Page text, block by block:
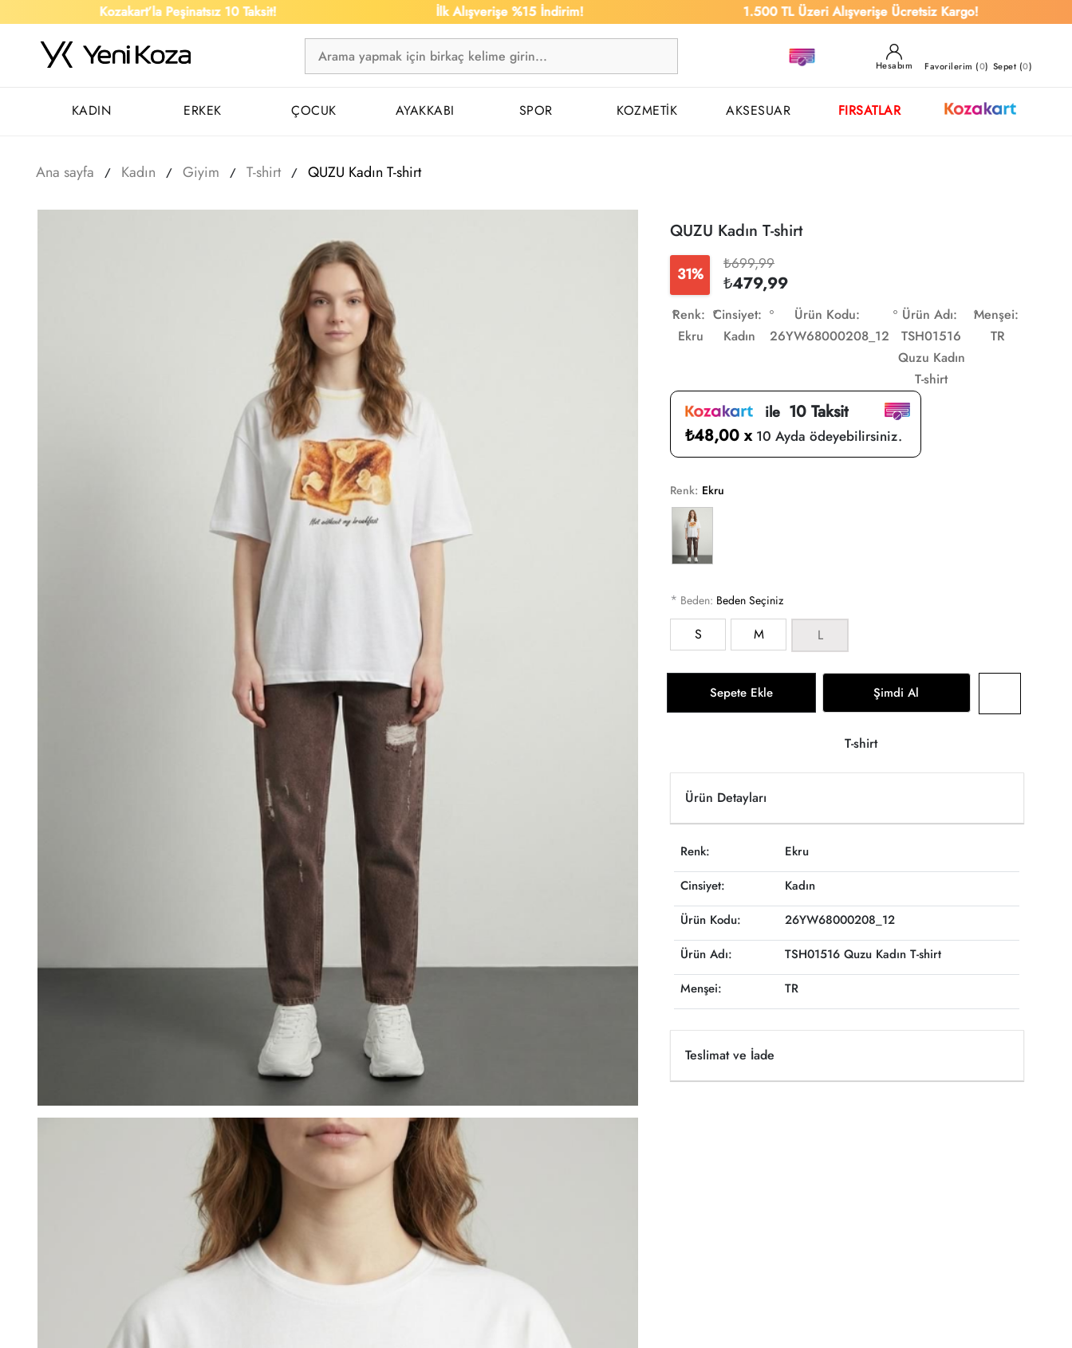
Kozakart’la Peşinatsız 10 Taksit! İlk Alışverişe %15 İndirim! 1.500 TL Üzeri Alışverişe Ücretsiz Kargo!
Hesabım Favorilerim (0) Sepet (0)
KADIN ERKEK ÇOCUK AYAKKABI SPOR KOZMETİK AKSESUAR FIRSATLAR
Ana sayfa Kadın Giyim T-shirt QUZU Kadın T-shirt
QUZU Kadın T-shirt
31%
₺699,99
₺479,99
Renk:
Ekru
Cinsiyet:
Kadın
Ürün Kodu:
26YW68000208_12
Ürün Adı:
TSH01516
Quzu Kadın
T-shirt
Menşei:
TR
ile10 Taksit
₺48,00 x 10 Ayda ödeyebilirsiniz.
Renk: Ekru
* Beden: Beden Seçiniz
S M L
Sepete Ekle Şimdi Al
T-shirt
Ürün Detayları
Renk:
Ekru
Cinsiyet:
Kadın
Ürün Kodu:
26YW68000208_12
Ürün Adı:
TSH01516 Quzu Kadın T-shirt
Menşei:
TR
Teslimat ve İade